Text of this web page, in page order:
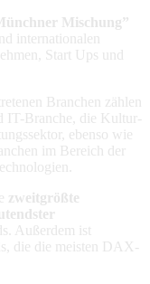
Mischung”
internationalen
Start Ups und
Branchen zählen
IT-Branche, die Kultur-
ebenso wie
im Bereich der
zweitgrößte
Außerdem ist
die die meisten DAX-